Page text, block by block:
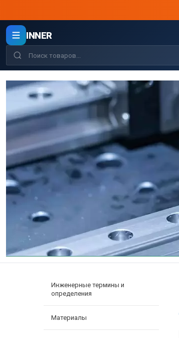
INNER
Инженерные термины и
определения
Материалы